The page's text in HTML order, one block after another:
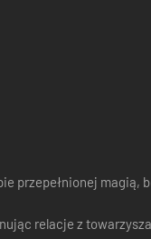
przepełnionej
relacje z